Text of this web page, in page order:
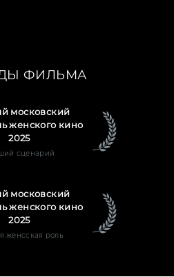
ФИЛЬМА
московский
женского кино
2025
сценарий
московский
женского кино
2025
женсская роль